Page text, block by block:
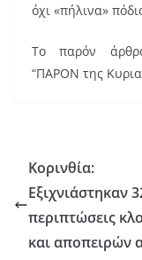
όχι «πήλινα»
Το παρόν
“ΠΑΡΟΝ της
Κορινθία:
Εξιχνιάστηκαν
περιπτώσεις
και αποπειρών